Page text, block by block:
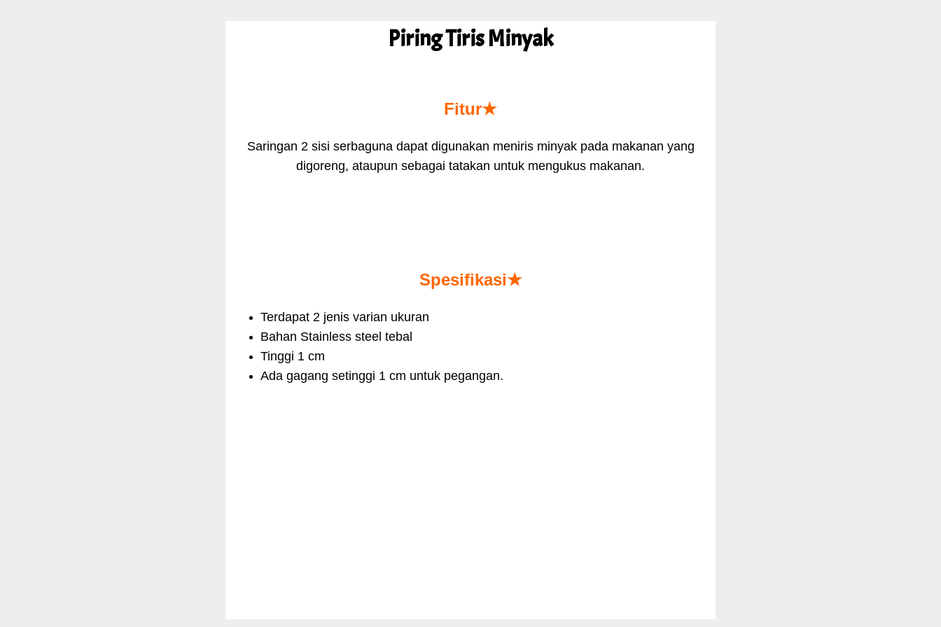
Piring Tiris Minyak
Fitur★
Saringan 2 sisi serbaguna dapat digunakan meniris minyak pada makanan yang
digoreng, ataupun sebagai tatakan untuk mengukus makanan.
Spesifikasi★
Terdapat 2 jenis varian ukuran
Bahan Stainless steel tebal
Tinggi 1 cm
Ada gagang setinggi 1 cm untuk pegangan.